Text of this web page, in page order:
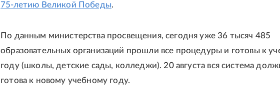
75-летию Великой Победы.
По данным министерства просвещения, сегодня уже 36 тысяч 485
образовательных организаций прошли все процедуры и готовы к
году (школы, детские сады, колледжи). 20 августа вся система
готова к новому учебному году.